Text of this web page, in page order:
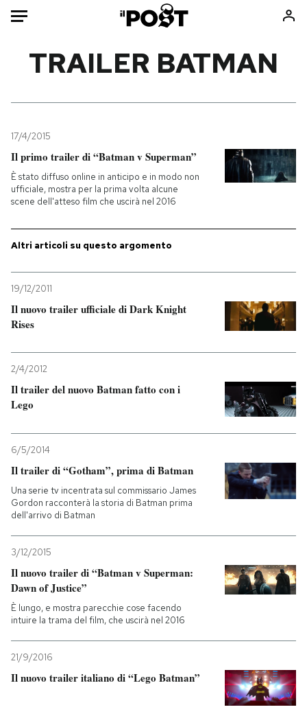
Mondo
Politica
Tecnologia
Internet
Sport
Consumismi
Storie/Idee
Ok Boomer!
Mondiali calcio 2026
SHOP
CALENDARIO
AREA PERSONALE
Entra
TRAILER BATMAN
17/4/2015
Il primo trailer di “Batman v Superman”
È stato diffuso online in anticipo e in modo non
ufficiale, mostra per la prima volta alcune
scene dell'atteso film che uscirà nel 2016
Altri articoli su questo argomento
19/12/2011
Il nuovo trailer ufficiale di Dark Knight
Rises
2/4/2012
Il trailer del nuovo Batman fatto con i
Lego
6/5/2014
Il trailer di “Gotham”, prima di Batman
Una serie tv incentrata sul commissario James
Gordon racconterà la storia di Batman prima
dell'arrivo di Batman
3/12/2015
Il nuovo trailer di “Batman v Superman:
Dawn of Justice”
È lungo, e mostra parecchie cose facendo
intuire la trama del film, che uscirà nel 2016
21/9/2016
Il nuovo trailer italiano di “Lego Batman”